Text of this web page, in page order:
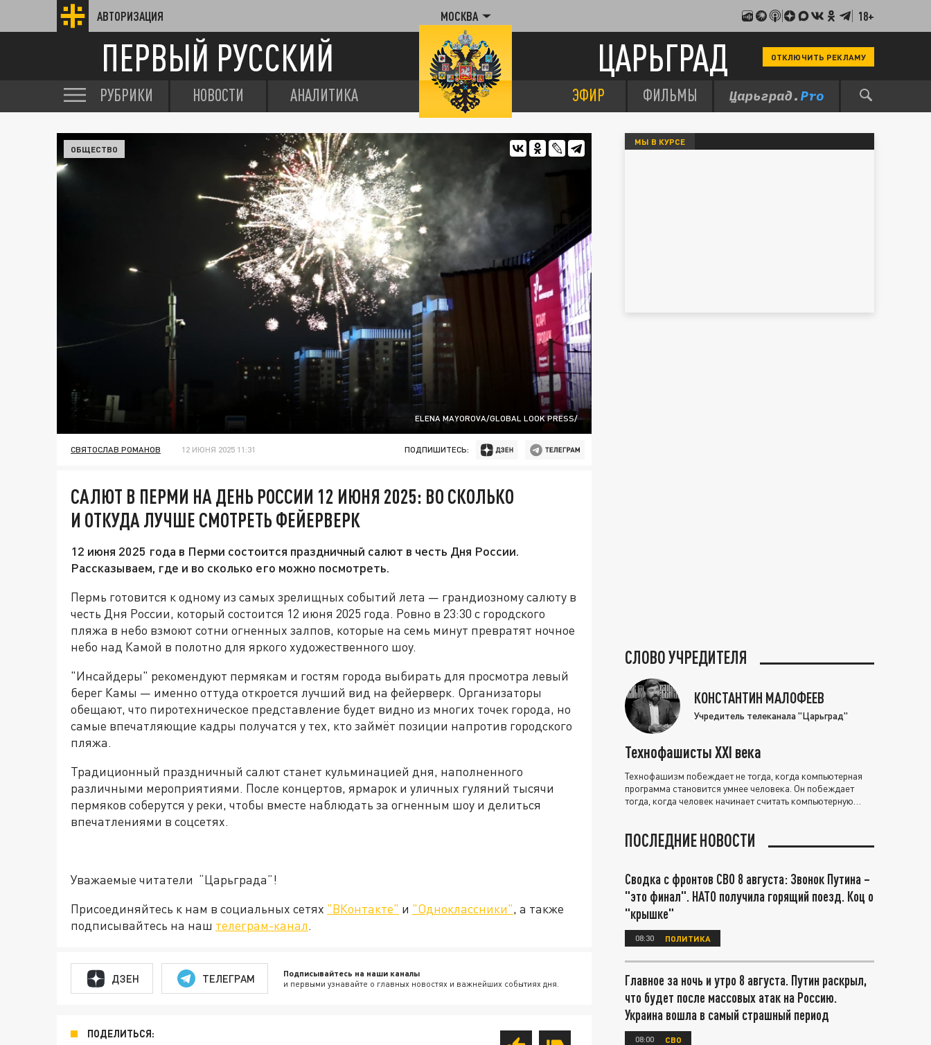
АВТОРИЗАЦИЯ МОСКВА 18+
ПЕРВЫЙ РУССКИЙ ЦАРЬГРАД ОТКЛЮЧИТЬ РЕКЛАМУ
РУБРИКИ НОВОСТИ АНАЛИТИКА ЭФИР ФИЛЬМЫ
ELENA MAYOROVA/GLOBAL LOOK PRESS/
ОБЩЕСТВО
СВЯТОСЛАВ РОМАНОВ 12 ИЮНЯ 2025 11:31 ПОДПИШИТЕСЬ:
САЛЮТ В ПЕРМИ НА ДЕНЬ РОССИИ 12 ИЮНЯ 2025: ВО СКОЛЬКО
И ОТКУДА ЛУЧШЕ СМОТРЕТЬ ФЕЙЕРВЕРК
12 июня 2025 года в Перми состоится праздничный салют в честь Дня России.
Рассказываем, где и во сколько его можно посмотреть.
Пермь готовится к одному из самых зрелищных событий лета — грандиозному салюту в
честь Дня России, который состоится 12 июня 2025 года. Ровно в 23:30 с городского
пляжа в небо взмоют сотни огненных залпов, которые на семь минут превратят ночное
небо над Камой в полотно для яркого художественного шоу.
"Инсайдеры" рекомендуют пермякам и гостям города выбирать для просмотра левый
берег Камы — именно оттуда откроется лучший вид на фейерверк. Организаторы
обещают, что пиротехническое представление будет видно из многих точек города, но
самые впечатляющие кадры получатся у тех, кто займёт позиции напротив городского
пляжа.
Традиционный праздничный салют станет кульминацией дня, наполненного
различными мероприятиями. После концертов, ярмарок и уличных гуляний тысячи
пермяков соберутся у реки, чтобы вместе наблюдать за огненным шоу и делиться
впечатлениями в соцсетях.
Уважаемые читатели “Царьграда”!
Присоединяйтесь к нам в социальных сетях "ВКонтакте" и "Одноклассники", а также
подписывайтесь на наш телеграм-канал.
ДЗЕН ТЕЛЕГРАМ Подписывайтесь на наши каналы
и первыми узнавайте о главных новостях и важнейших событиях дня.
ПОДЕЛИТЬСЯ:
МЫ В КУРСЕ
СЛОВО УЧРЕДИТЕЛЯ
КОНСТАНТИН МАЛОФЕЕВ
Учредитель телеканала "Царьград"
Технофашисты XXI века
Технофашизм побеждает не тогда, когда компьютерная
программа становится умнее человека. Он побеждает
тогда, когда человек начинает считать компьютерную
ПОСЛЕДНИЕ НОВОСТИ
Сводка с фронтов СВО 8 августа: Звонок Путина –
"это финал". НАТО получила горящий поезд. Коц о
"крышке"
08:30 ПОЛИТИКА
Главное за ночь и утро 8 августа. Путин раскрыл,
что будет после массовых атак на Россию.
Украина вошла в самый страшный период
08:00 СВО